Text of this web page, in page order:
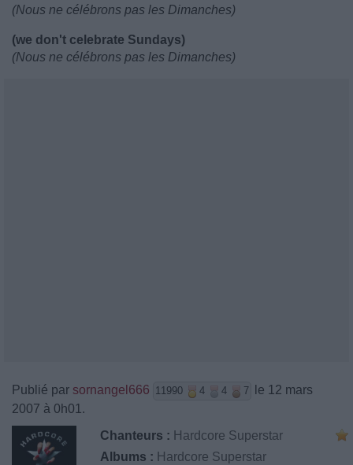
(Nous ne célébrons pas les Dimanches)
(we don't celebrate Sundays)
(Nous ne célébrons pas les Dimanches)
Publié par sornangel666 11990 4 4 7
le 12 mars
2007 à 0h01.
Chanteurs : Hardcore Superstar
Albums : Hardcore Superstar